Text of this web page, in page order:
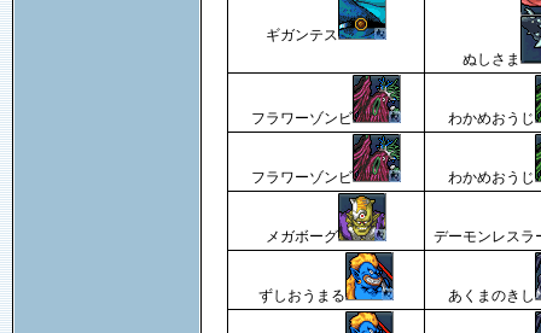
ギガンテス
ぬしさま
フラワーゾンビ わかめおうじ
フラワーゾンビ わかめおうじ
メガボーグ デーモンレスラ
ずしおうまる あくまのきし